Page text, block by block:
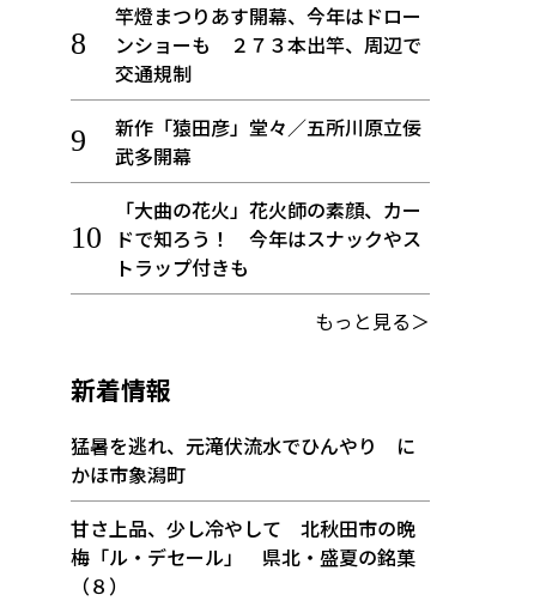
竿燈まつりあす開幕、今年はドロー
ンショーも ２７３本出竿、周辺で
交通規制
新作「猿田彦」堂々／五所川原立佞
武多開幕
「大曲の花火」花火師の素顔、カー
ドで知ろう！ 今年はスナックやス
トラップ付きも
もっと見る＞
新着情報
猛暑を逃れ、元滝伏流水でひんやり に
かほ市象潟町
甘さ上品、少し冷やして 北秋田市の晩
梅「ル・デセール」 県北・盛夏の銘菓
（８）